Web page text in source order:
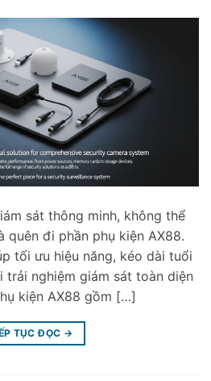
sát thông minh, không thể
quên đi phần phụ kiện AX88.
tối ưu hiệu năng, kéo dài tuổi
nghiệm giám sát toàn diện
kiện AX88 gồm […]
TỤC ĐỌC →